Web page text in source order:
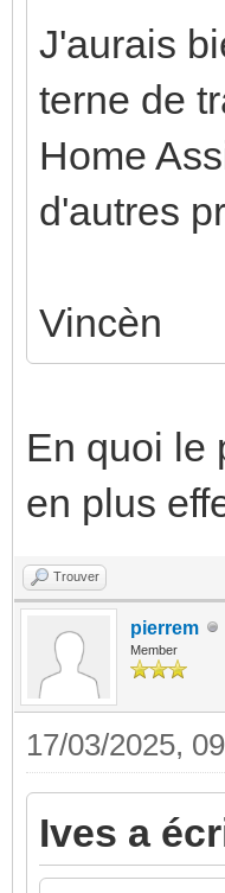
J'aurais
terne de
Home
d'autres
Vincèn
En quoi le
en plus
Trouver
pierrem
Member
17/03/2025,
Ives a